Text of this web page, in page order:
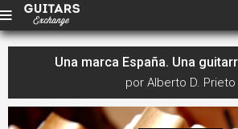
Una marca España. Una
por Alberto D. Prieto